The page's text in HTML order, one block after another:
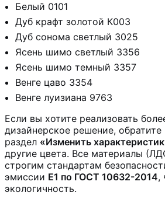
Белый 0101
Дуб крафт золотой К003
Дуб сонома светлый 3025
Ясень шимо светлый 3356
Ясень шимо темный 3357
Венге цаво 3354
Венге луизиана 9763
Если вы хотите реализовать
дизайнерское решение, обратите
раздел «Изменить
другие цвета. Все материалы
строгим стандартам
эмиссии Е1 по ГОСТ 10632-2014,
экологичность.